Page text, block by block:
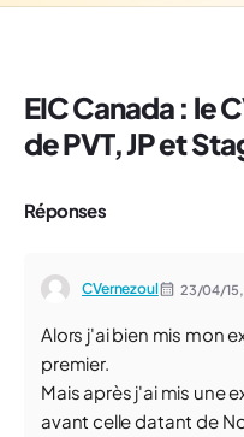
EIC Canada : le
de PVT, JP et
Réponses
CVernezoul 23/04/15,
Alors j'ai bien mis mon
premier.
Mais après j'ai mis une
avant celle datant de